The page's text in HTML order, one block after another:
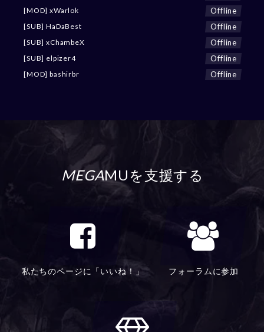
[MOD] xWarlok Offline
[SUB] HaDaBest Offline
[SUB] xChambeX Offline
[SUB] elpizer4 Offline
[MOD] bashirbr Offline
MEGAMUを支援する
私たちのページに「いいね！」 フォーラムに参加